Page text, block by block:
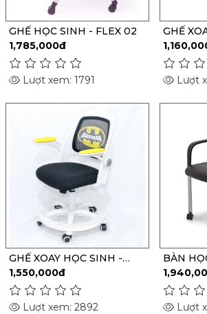
GHẾ HỌC SINH - FLEX 02
1,785,000đ
Lượt xem: 1791
GHẾ
G1606
Lượt
GHẾ XOAY HỌC SINH -
G1602
1,550,000đ
Lượt xem: 2892
BÀN
GX403
Lượt